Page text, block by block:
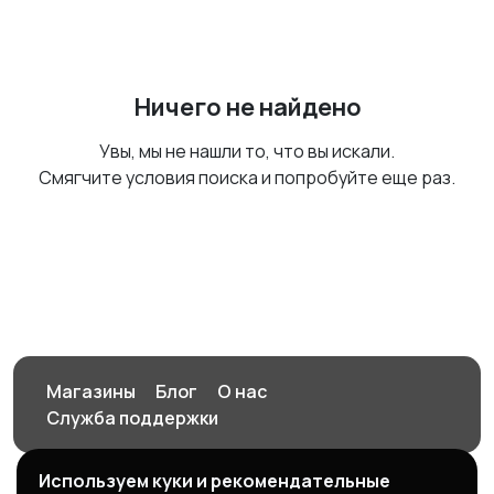
Ничего не найдено
Увы, мы не нашли то, что вы искали.
Смягчите условия поиска и попробуйте еще раз.
Магазины Блог
О нас
Служба поддержки
Используем куки и рекомендательные